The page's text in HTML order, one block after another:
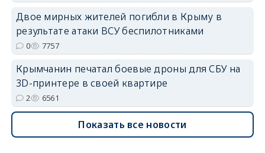
Двое мирных жителей погибли в Крыму в
результате атаки ВСУ беспилотниками
0 7757
Крымчанин печатал боевые дроны для СБУ на
3D-принтере в своей квартире
2 6561
Показать все новости